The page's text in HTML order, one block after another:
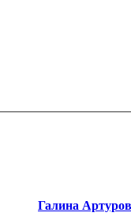
Галина